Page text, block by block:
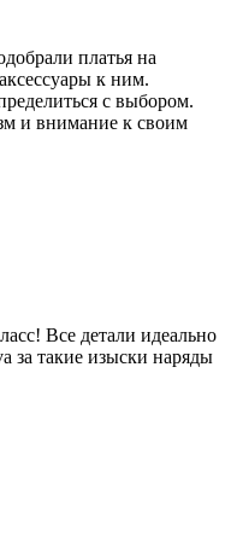
платья на
к ним.
с выбором.
и внимание к своим
Все детали идеально
за такие изыски наряды